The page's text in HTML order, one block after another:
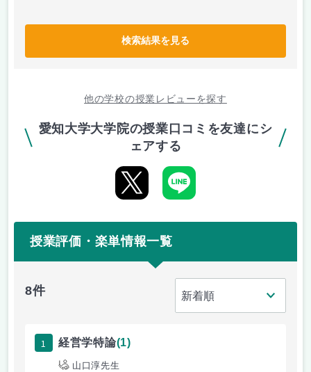
検索結果を見る
他の学校の授業レビューを探す
愛知大学大学院の授業口コミを友達にシ
ェアする
授業評価・楽単情報一覧
8件
1 経営学特論(1)
山口淳先生